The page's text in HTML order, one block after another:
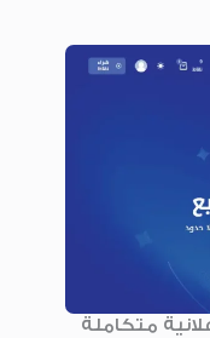
متكاملة